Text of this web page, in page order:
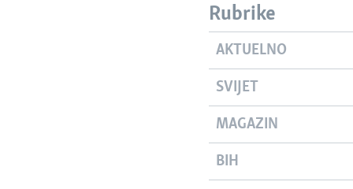
Rubrike
AKTUELNO
SVIJET
MAGAZIN
BIH